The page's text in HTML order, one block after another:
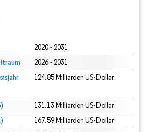
2020 - 2031
2026 - 2031
124.85 Milliarden US-Dollar
131.13 Milliarden US-Dollar
167.59 Milliarden US-Dollar